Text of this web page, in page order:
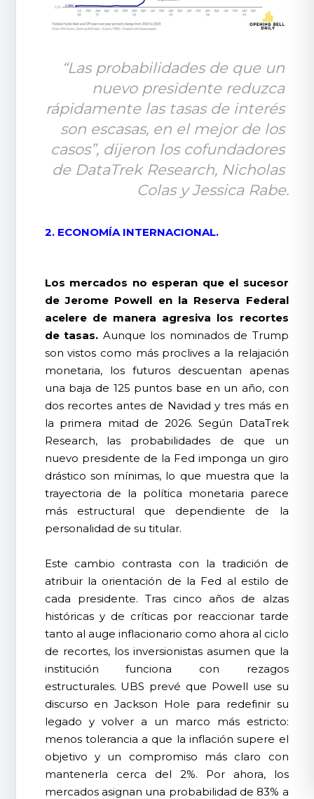
“Las probabilidades de que un
nuevo presidente reduzca
rápidamente las tasas de interés
son escasas, en el mejor de los
casos”, dijeron los cofundadores
de DataTrek Research, Nicholas
Colas y Jessica Rabe.
2. ECONOMÍA INTERNACIONAL.
Los mercados no esperan que el sucesor
de Jerome Powell en la Reserva Federal
acelere de manera agresiva los recortes
de tasas. Aunque los nominados de Trump
son vistos como más proclives a la relajación
monetaria, los futuros descuentan apenas
una baja de 125 puntos base en un año, con
dos recortes antes de Navidad y tres más en
la primera mitad de 2026. Según DataTrek
Research, las probabilidades de que un
nuevo presidente de la Fed imponga un giro
drástico son mínimas, lo que muestra que la
trayectoria de la política monetaria parece
más estructural que dependiente de la
personalidad de su titular.
Este cambio contrasta con la tradición de
atribuir la orientación de la Fed al estilo de
cada presidente. Tras cinco años de alzas
históricas y de críticas por reaccionar tarde
tanto al auge inflacionario como ahora al ciclo
de recortes, los inversionistas asumen que la
institución funciona con rezagos
estructurales. UBS prevé que Powell use su
discurso en Jackson Hole para redefinir su
legado y volver a un marco más estricto:
menos tolerancia a que la inflación supere el
objetivo y un compromiso más claro con
mantenerla cerca del 2%. Por ahora, los
mercados asignan una probabilidad de 83% a